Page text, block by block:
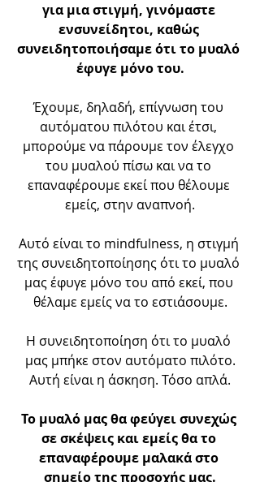
για μια στιγμή, γινόμαστε
ενσυνείδητοι, καθώς
συνειδητοποιήσαμε ότι το μυαλό
έφυγε μόνο του.
Έχουμε, δηλαδή, επίγνωση του
αυτόματου πιλότου και έτσι,
μπορούμε να πάρουμε τον έλεγχο
του μυαλού πίσω και να το
επαναφέρουμε εκεί που θέλουμε
εμείς, στην αναπνοή.
Αυτό είναι το mindfulness, η στιγμή
της συνειδητοποίησης ότι το μυαλό
μας έφυγε μόνο του από εκεί, που
θέλαμε εμείς να το εστιάσουμε.
Η συνειδητοποίηση ότι το μυαλό
μας μπήκε στον αυτόματο πιλότο.
Αυτή είναι η άσκηση. Τόσο απλά.
Το μυαλό μας θα φεύγει συνεχώς
σε σκέψεις και εμείς θα το
επαναφέρουμε μαλακά στο
σημείο της προσοχής μας.